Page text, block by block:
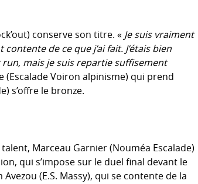
conserve son titre. « Je suis vraiment
de ce que j’ai fait. J’étais bien
run, mais je suis repartie suffisement
(Escalade Voiron alpinisme) qui prend
s’offre le bronze.
Marceau Garnier (Nouméa Escalade)
qui s’impose sur le duel final devant le
(E.S. Massy), qui se contente de la